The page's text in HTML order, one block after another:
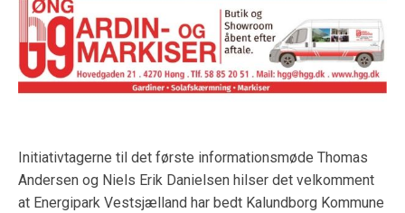
Initiativtagerne til det første informationsmøde Thomas
Andersen og Niels Erik Danielsen hilser det velkomment
at Energipark Vestsjælland har bedt Kalundborg Kommune